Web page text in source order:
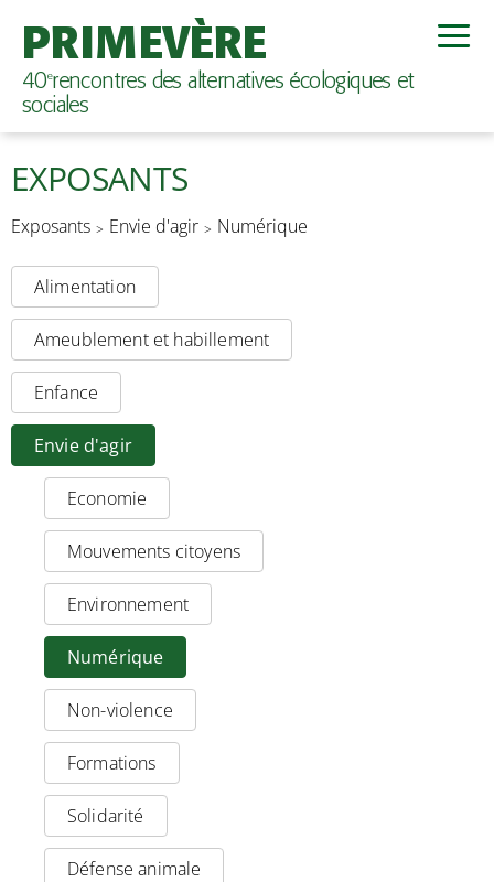
PRIMEVÈRE
40erencontres des alternatives écologiques et
sociales
EXPOSANTS
Exposants Envie d'agir Numérique
Alimentation
Ameublement et habillement
Enfance
Envie d'agir
Economie
Mouvements citoyens
Environnement
Numérique
Non-violence
Formations
Solidarité
Défense animale